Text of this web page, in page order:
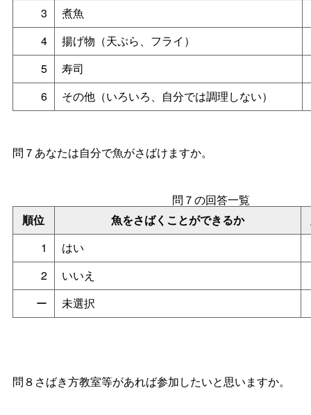
3
煮魚
4
揚げ物（天ぷら、フライ）
5
寿司
6
その他（いろいろ、自分では調理しない）
問７あなたは自分で魚がさばけますか。
順位 魚をさばくことができるか
問７の回答一覧
1
はい
2
いいえ
ー
未選択
問８さばき方教室等があれば参加したいと思いますか。